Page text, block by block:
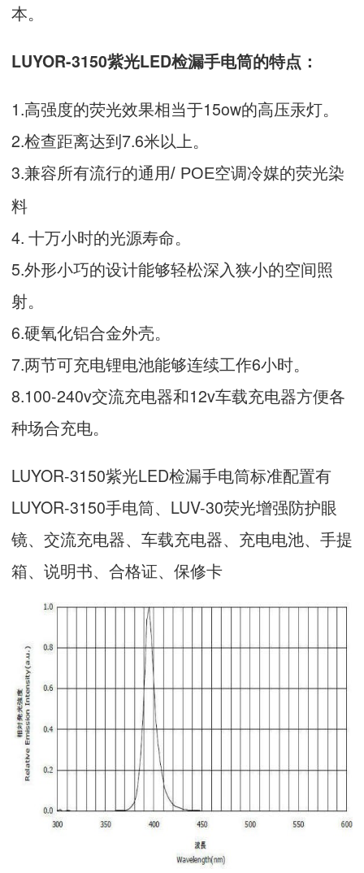
本。
LUYOR-3150紫光LED检漏手电筒的特点：
1.高强度的荧光效果相当于15ow的高压汞灯。
2.检查距离达到7.6米以上。
3.兼容所有流行的通用/ POE空调冷媒的荧光染
料
4. 十万小时的光源寿命。
5.外形小巧的设计能够轻松深入狭小的空间照
射。
6.硬氧化铝合金外壳。
7.两节可充电锂电池能够连续工作6小时。
8.100-240v交流充电器和12v车载充电器方便各
种场合充电。
LUYOR-3150紫光LED检漏手电筒标准配置有
LUYOR-3150手电筒、LUV-30荧光增强防护眼
镜、交流充电器、车载充电器、充电电池、手提
箱、说明书、合格证、保修卡